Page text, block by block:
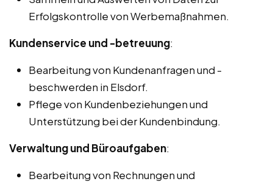
Erfolgskontrolle von Werbemaßnahmen.
Kundenservice und -betreuung:
Bearbeitung von Kundenanfragen und -
beschwerden in Elsdorf.
Pflege von Kundenbeziehungen und
Unterstützung bei der Kundenbindung.
Verwaltung und Büroaufgaben:
Bearbeitung von Rechnungen und